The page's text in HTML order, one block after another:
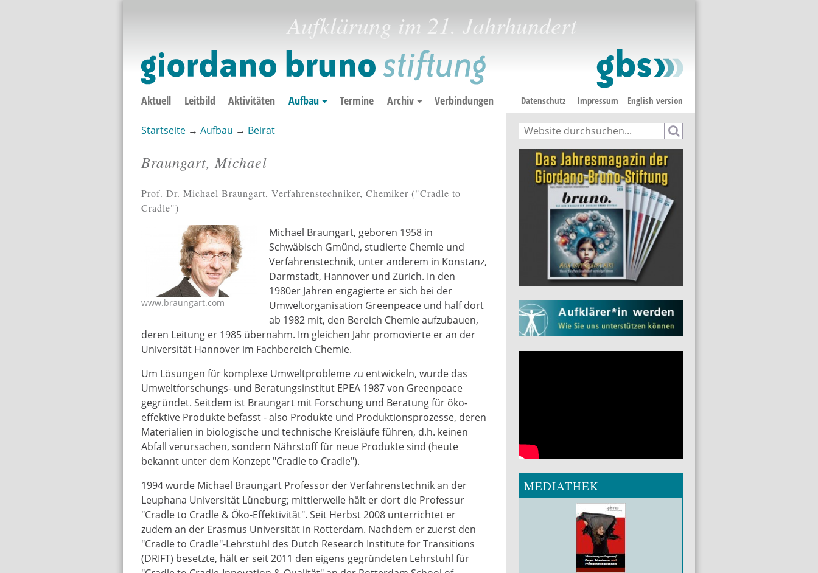
Aufklärung im 21. Jahrhundert
English version
Aktuell Leitbild Aktivitäten Aufbau Termine Archiv Verbindungen Datenschutz Impressum
Startseite→ Aufbau → Beirat
Braungart, Michael
Prof. Dr. Michael Braungart, Verfahrenstechniker, Chemiker ("Cradle to
Cradle")
braungart.jpg
www.braungart.com
Michael Braungart, geboren 1958 in
Schwäbisch Gmünd, studierte Chemie und
Verfahrenstechnik, unter anderem in Konstanz,
Darmstadt, Hannover und Zürich. In den
1980er Jahren engagierte er sich bei der
Umweltorganisation Greenpeace und half dort
ab 1982 mit, den Bereich Chemie aufzubauen,
deren Leitung er 1985 übernahm. Im gleichen Jahr promovierte er an der
Universität Hannover im Fachbereich Chemie.
Um Lösungen für komplexe Umweltprobleme zu entwickeln, wurde das
Umweltforschungs- und Beratungsinstitut EPEA 1987 von Greenpeace
gegründet. Seitdem ist Braungart mit Forschung und Beratung für öko-
effektive Produkte befasst - also Produkte und Produktionsprozesse, deren
Materialien in biologische und technische Kreisläufe führen, d.h. keinen
Abfall verursachen, sondern Nährstoff für neue Produkte sind (heute
bekannt unter dem Konzept "Cradle to Cradle").
1994 wurde Michael Braungart Professor der Verfahrenstechnik an der
Leuphana Universität Lüneburg; mittlerweile hält er dort die Professur
"Cradle to Cradle & Öko-Effektivität". Seit Herbst 2008 unterrichtet er
zudem an der Erasmus Universität in Rotterdam. Nachdem er zuerst den
"Cradle to Cradle"-Lehrstuhl des Dutch Research Institute for Transitions
(DRIFT) besetzte, hält er seit 2011 den eigens gegründeten Lehrstuhl für
Suchformular
Suche
MEDIATHEK